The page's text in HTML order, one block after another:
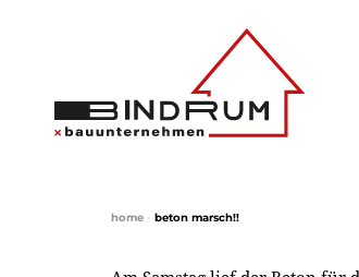
home beton marsch!!